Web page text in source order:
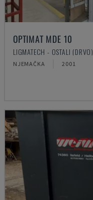
OPTIMAT MDE 10
LIGMATECH - OSTALI (DRVO)
NJEMAČKA 2001